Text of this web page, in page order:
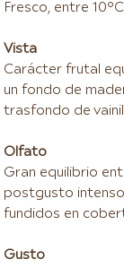
Fresco, entre 10°C
Vista
Carácter frutal
un fondo de
trasfondo de
Olfato
Gran equilibrio
postgusto
fundidos en
Gusto